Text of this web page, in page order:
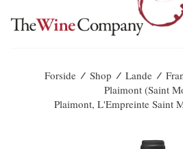
Forside / Shop / Lande /
Plaimont (Saint
Plaimont, L'Empreinte Saint